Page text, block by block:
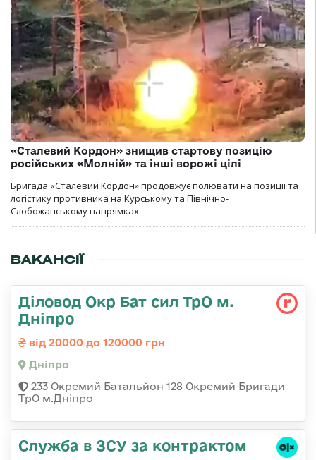
«Сталевий Кордон» знищив стартову позицію
російських «Молній» та інші ворожі цілі
Бригада «Сталевий Кордон» продовжує полювати на позиції та
логістику противника на Курському та Північно-
Слобожанському напрямках.
ВАКАНСІЇ
Діловод Окр Бат сил ТрО м.
Дніпро
від 20000 до 120000 грн
Дніпро
233 Окремий Батальйон 128 Окремий Бригади
ТрО м.Дніпро
Служба в ЗСУ за контрактом